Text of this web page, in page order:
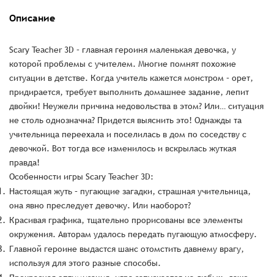
Описание
Scary Teacher 3D – главная героиня маленькая девочка, у
которой проблемы с учителем. Многие помнят похожие
ситуации в детстве. Когда учитель кажется монстром – орет,
придирается, требует выполнить домашнее задание, лепит
двойки! Неужели причина недовольства в этом? Или… ситуация
не столь однозначна? Придется выяснить это! Однажды та
учительница переехала и поселилась в дом по соседству с
девочкой. Вот тогда все изменилось и вскрылась жуткая
правда!
Особенности игры Scary Teacher 3D:
Настоящая жуть – пугающие загадки, страшная учительница,
она явно преследует девочку. Или наоборот?
Красивая графика, тщательно прорисованы все элементы
окружения. Авторам удалось передать пугающую атмосферу.
Главной героине выдастся шанс отомстить давнему врагу,
используя для этого разные способы.